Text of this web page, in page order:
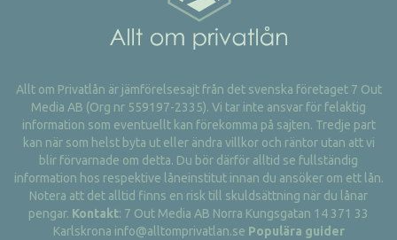
Allt om Privatlån är jämförelsesajt från det svenska företaget 7 Out
Media AB (Org nr 559197-2335). Vi tar inte ansvar för felaktig
information som eventuellt kan förekomma på sajten. Tredje part
kan när som helst byta ut eller ändra villkor och räntor utan att vi
blir förvarnade om detta. Du bör därför alltid se fullständig
information hos respektive låneinstitut innan du ansöker om ett lån.
Notera att det alltid finns en risk till skuldsättning när du lånar
pengar. Kontakt: 7 Out Media AB Norra Kungsgatan 14 371 33
Karlskrona info@alltomprivatlan.se Populära guider